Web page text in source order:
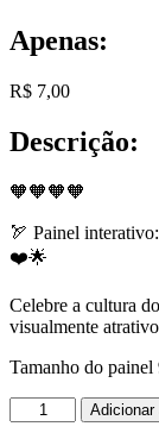
Apenas:
R$ 7,00
Descrição:
🧡🧡🧡🧡
🏹 Painel
❤️🌟
Celebre a cultura
visualmente
Tamanho do
Painel
interativo:
Adicionar